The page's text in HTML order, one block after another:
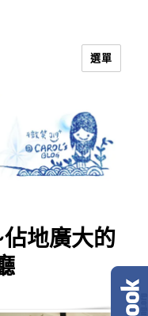
選單
地廣大的